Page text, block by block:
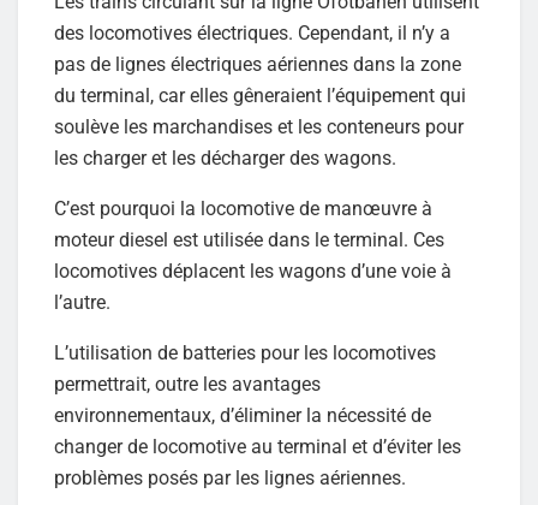
des locomotives électriques. Cependant, il n’y a
pas de lignes électriques aériennes dans la zone
du terminal, car elles gêneraient l’équipement qui
soulève les marchandises et les conteneurs pour
les charger et les décharger des wagons.
C’est pourquoi la locomotive de manœuvre à
moteur diesel est utilisée dans le terminal. Ces
locomotives déplacent les wagons d’une voie à
l’autre.
L’utilisation de batteries pour les locomotives
permettrait, outre les avantages
environnementaux, d’éliminer la nécessité de
changer de locomotive au terminal et d’éviter les
problèmes posés par les lignes aériennes.